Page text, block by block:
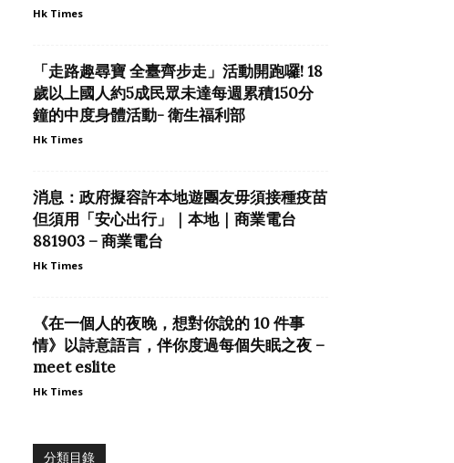
Hk Times
「走路趣尋寶 全臺齊步走」活動開跑囉! 18
歲以上國人約5成民眾未達每週累積150分
鐘的中度身體活動- 衛生福利部
Hk Times
消息：政府擬容許本地遊團友毋須接種疫苗
但須用「安心出行」｜本地｜商業電台
881903 – 商業電台
Hk Times
《在一個人的夜晚，想對你說的 10 件事
情》以詩意語言，伴你度過每個失眠之夜 –
meet eslite
Hk Times
分類目錄